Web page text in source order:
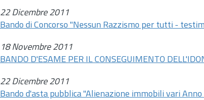
22 Dicembre 2011
Bando di Concorso "Nessun Razzismo per tutti -
18 Novembre 2011
BANDO D'ESAME PER IL CONSEGUIMENTO
22 Dicembre 2011
Bando d'asta pubblica "Alienazione immobili vari